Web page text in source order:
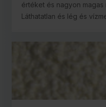
értéket és nagyon
Láthatatlan és lég és